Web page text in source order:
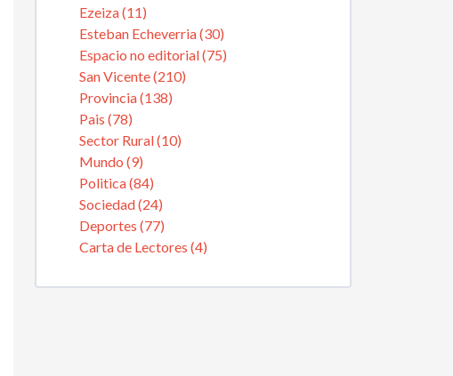
Ezeiza (11)
Esteban Echeverria (30)
Espacio no editorial (75)
San Vicente (210)
Provincia (138)
Pais (78)
Sector Rural (10)
Mundo (9)
Politica (84)
Sociedad (24)
Deportes (77)
Carta de Lectores (4)